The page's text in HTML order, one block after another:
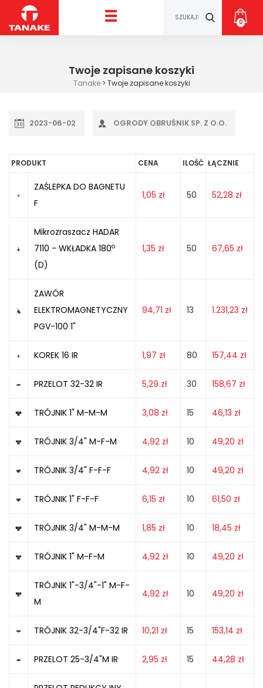
0
Twoje zapisane koszyki
Tanake> Twoje zapisane koszyki
2023-06-02 OGRODY OBRUŚNIK SP. Z O.O.
PRODUKT CENA ILOŚĆ ŁĄCZNIE
ZAŚLEPKA DO BAGNETU
F
1,05 zł 50 52,28 zł
Mikrozraszacz HADAR
7110 - WKŁADKA 180o
(D)
1,35 zł 50 67,65 zł
ZAWÓR
ELEKTROMAGNETYCZNY
PGV-100 1"
94,71 zł 13 1.231,23 zł
KOREK 16 IR 1,97 zł 80 157,44 zł
PRZELOT 32-32 IR 5,29 zł 30 158,67 zł
TRÓJNIK 1" M-M-M 3,08 zł 15 46,13 zł
TRÓJNIK 3/4" M-F-M 4,92 zł 10 49,20 zł
TRÓJNIK 3/4" F-F-F 4,92 zł 10 49,20 zł
TRÓJNIK 1" F-F-F 6,15 zł 10 61,50 zł
TRÓJNIK 3/4" M-M-M 1,85 zł 10 18,45 zł
TRÓJNIK 1" M-F-M 4,92 zł 10 49,20 zł
TRÓJNIK 1"-3/4"-1" M-F-
M
4,92 zł 10 49,20 zł
TRÓJNIK 32-3/4"F-32 IR 10,21 zł 15 153,14 zł
PRZELOT 25-3/4"M IR 2,95 zł 15 44,28 zł